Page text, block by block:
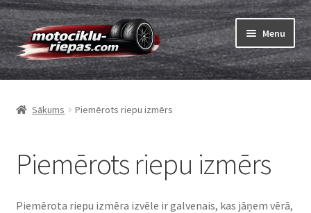
Skip
to
navigation
Skip
to
content
Menu
Riepas
Expand
Kameras
Pasūtīt
child
Sākums Piemērots riepu izmērs
Piemērots riepu izmērs
Piemērota riepu izmēra izvēle ir galvenais, kas jāņem vērā,